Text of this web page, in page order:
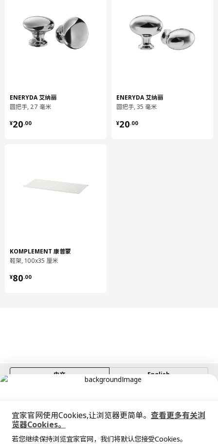
ENERYDA 艾纳丽
圆把手, 27 毫米
¥20.00
¥ 20.00
KOMPLEMENT 康普蒙
鞋架, 100x35 厘米
¥80.00
¥ 80.00
ENERYDA 艾纳丽
圆把手, 35 毫米
¥20.00
¥ 20.00
中文 English
上海工商
沪公网安备 31010402001069号
宜家AI购物助手算法 网信算备310104755117001240013号
价格透明，设计专业，现货供应
宜家官网使用Cookies,让浏览器更简单。 查看更多有关浏
览器Cookies。
若您继续保持浏览宜家官网，我们将默认您接受Cookies。